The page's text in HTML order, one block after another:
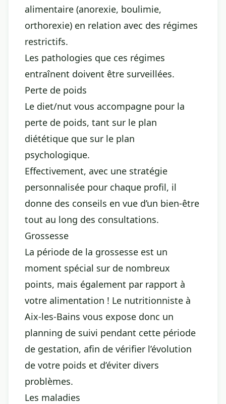
alimentaire (anorexie, boulimie,
orthorexie) en relation avec des régimes
restrictifs.
Les pathologies que ces régimes
entraînent doivent être surveillées.
Perte de poids
Le diet/nut vous accompagne pour la
perte de poids, tant sur le plan
diététique que sur le plan
psychologique.
Effectivement, avec une stratégie
personnalisée pour chaque profil, il
donne des conseils en vue d’un bien-être
tout au long des consultations.
Grossesse
La période de la grossesse est un
moment spécial sur de nombreux
points, mais également par rapport à
votre alimentation ! Le nutritionniste à
Aix-les-Bains vous expose donc un
planning de suivi pendant cette période
de gestation, afin de vérifier l’évolution
de votre poids et d’éviter divers
problèmes.
Les maladies